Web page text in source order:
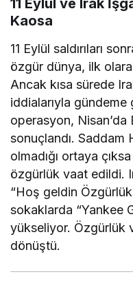
Kaosa
11 Eylül saldırıları
özgür dünya, ilk
Ancak kısa sürede
iddialarıyla
operasyon, Nisan’da
sonuçlandı. Saddam
olmadığı ortaya
özgürlük vaat edildi.
“Hoş geldin
sokaklarda “Yankee
yükseliyor. Özgürlük
dönüştü.